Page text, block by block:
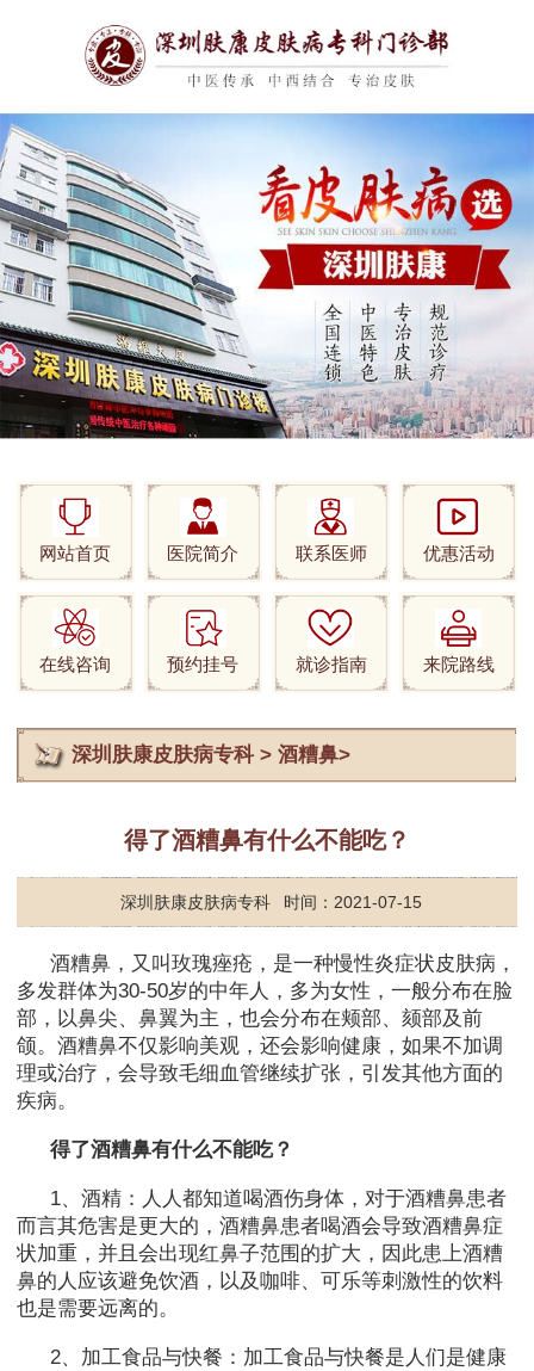
网站首页 医院简介 联系医师 优惠活动
在线咨询 预约挂号 就诊指南 来院路线
深圳肤康皮肤病专科>酒糟鼻>
得了酒糟鼻有什么不能吃？
深圳肤康皮肤病专科 时间：2021-07-15
酒糟鼻，又叫玫瑰痤疮，是一种慢性炎症状皮肤病，
多发群体为30-50岁的中年人，多为女性，一般分布在脸
部，以鼻尖、鼻翼为主，也会分布在颊部、颏部及前
颌。酒糟鼻不仅影响美观，还会影响健康，如果不加调
理或治疗，会导致毛细血管继续扩张，引发其他方面的
疾病。
得了酒糟鼻有什么不能吃？
1、酒精：人人都知道喝酒伤身体，对于酒糟鼻患者
而言其危害是更大的，酒糟鼻患者喝酒会导致酒糟鼻症
状加重，并且会出现红鼻子范围的扩大，因此患上酒糟
鼻的人应该避免饮酒，以及咖啡、可乐等刺激性的饮料
也是需要远离的。
2、加工食品与快餐：加工食品与快餐是人们是健康